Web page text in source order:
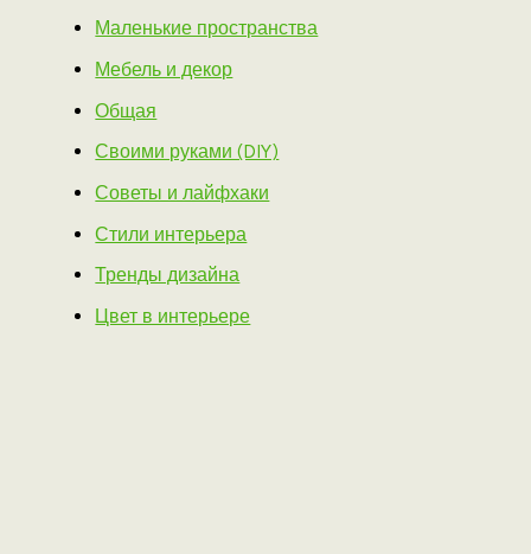
Маленькие пространства
Мебель и декор
Общая
Своими руками (DIY)
Советы и лайфхаки
Стили интерьера
Тренды дизайна
Цвет в интерьере